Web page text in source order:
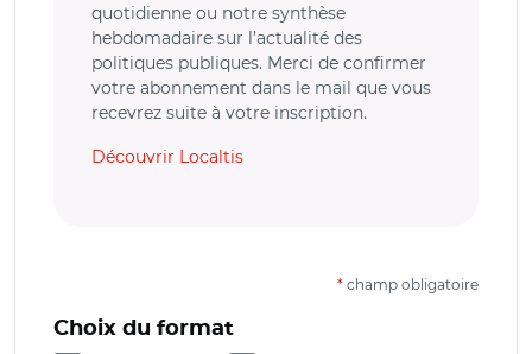
quotidienne ou notre synthèse
hebdomadaire sur l’actualité des
politiques publiques. Merci de confirmer
votre abonnement dans le mail que vous
recevrez suite à votre inscription.
Découvrir Localtis
* champ obligatoire
Choix du format